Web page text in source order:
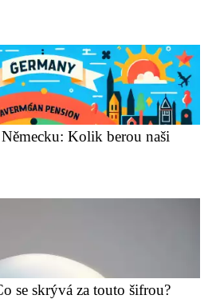
Kolik berou naši
se skrývá za touto šifrou?